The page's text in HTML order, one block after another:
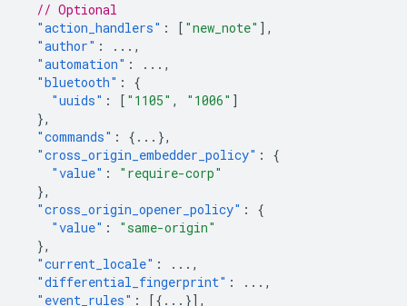
// Optional
"action_handlers" : [ "new_note" ],
"author" : ... ,
"automation" : ... ,
"bluetooth" :
{
"uuids" : [ "1105" , "1006" ]
},
"commands" : { ... },
"cross_origin_embedder_policy" :
{
"value" :
"require-corp"
},
"cross_origin_opener_policy" :
{
"value" :
"same-origin"
},
"current_locale" : ... ,
"differential_fingerprint" : ... ,
"event_rules" : [{ ... }],